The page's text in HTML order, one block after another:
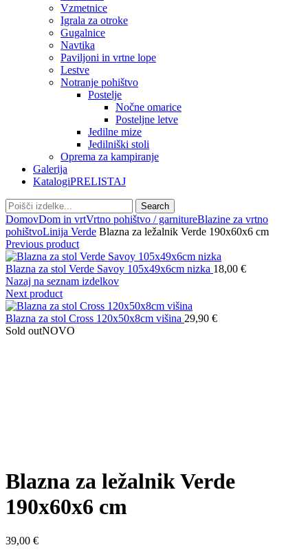
Vzmetnice
Igrala za otroke
Gugalnice
Navtika
Paviljoni in vrtne lope
Lestve
Notranje pohištvo
Postelje
Nočne omarice
Posteljne letve
Jedilne mize
Jedilniški stoli
Oprema za kampiranje
Galerija
KatalogiPRELISTAJ
Search
DomovDom in vrtVrtno pohištvo / garnitureBlazine za vrtno
pohištvoLinija Verde Blazna za ležalnik Verde 190x60x6 cm
Previous product
Blazna za stol Verde Savoy 105x49x6cm nizka 18,00 €
Nazaj na seznam izdelkov
Next product
Blazna za stol Cross 120x50x8cm višina 29,90 €
Sold outNOVO
Blazna za ležalnik Verde
190x60x6 cm
39,00 €